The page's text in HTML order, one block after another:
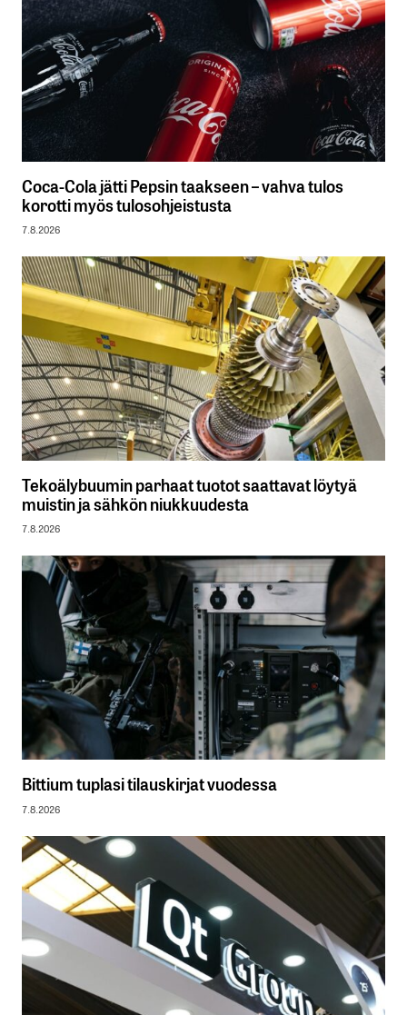
Coca-Cola jätti Pepsin taakseen – vahva tulos
korotti myös tulosohjeistusta
7.8.2026
Tekoälybuumin parhaat tuotot saattavat löytyä
muistin ja sähkön niukkuudesta
7.8.2026
Bittium tuplasi tilauskirjat vuodessa
7.8.2026